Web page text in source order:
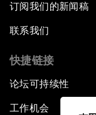
订阅我们的新闻稿
联系我们
快捷链接
论坛可持续性
工作机会